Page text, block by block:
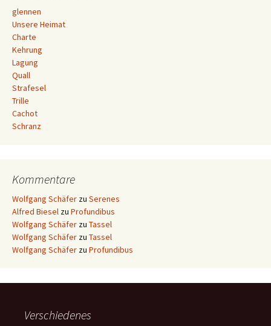
glennen
Unsere Heimat
Charte
Kehrung
Lagung
Quall
Strafesel
Trille
Cachot
Schranz
Kommentare
Wolfgang Schäfer zu Serenes
Alfred Biesel zu Profundibus
Wolfgang Schäfer zu Tassel
Wolfgang Schäfer zu Tassel
Wolfgang Schäfer zu Profundibus
Verschiedenes